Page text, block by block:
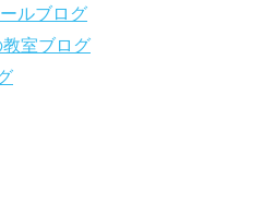
知りたい方はコチラ
ホームページ】
ルブログ
室ブログ